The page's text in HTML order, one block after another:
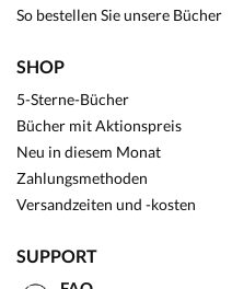
So bestellen Sie unsere Bücher
SHOP
5-Sterne-Bücher
Bücher mit Aktionspreis
Neu in diesem Monat
Zahlungsmethoden
Versandzeiten und -kosten
SUPPORT